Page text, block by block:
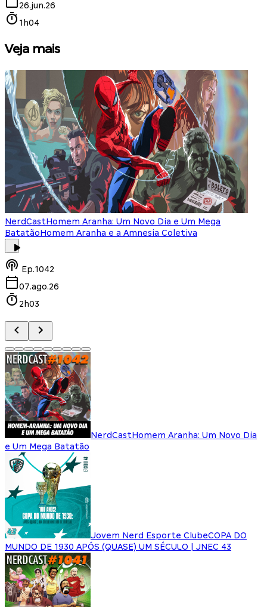
26.jun.26
1h04
Veja mais
NerdCastHomem Aranha: Um Novo Dia e Um Mega
BatatãoHomem Aranha e a Amnesia Coletiva
Ep.1042
07.ago.26
2h03
NerdCastHomem Aranha: Um Novo Dia
e Um Mega Batatão
Jovem Nerd Esporte ClubeCOPA DO
MUNDO DE 1930 APÓS (QUASE) UM SÉCULO | JNEC 43